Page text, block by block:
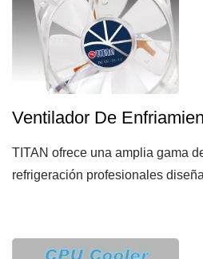
Ventilador De
TITAN ofrece una amplia gama
refrigeración profesionales